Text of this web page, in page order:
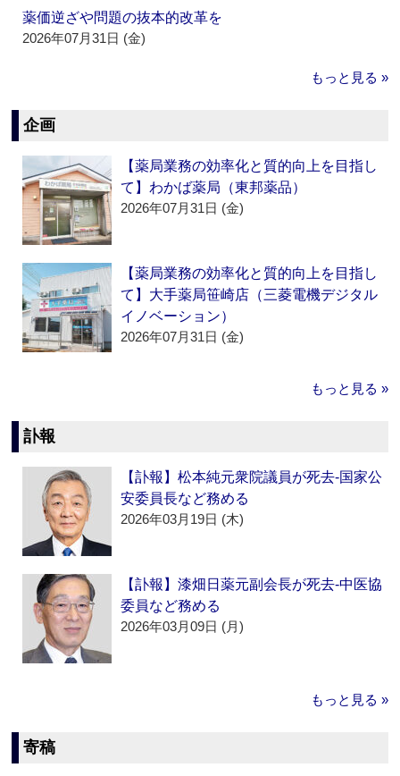
薬価逆ざや問題の抜本的改革を
2026年07月31日 (金)
もっと見る »
企画
【薬局業務の効率化と質的向上を目指し
て】わかば薬局（東邦薬品）
2026年07月31日 (金)
【薬局業務の効率化と質的向上を目指し
て】大手薬局笹崎店（三菱電機デジタル
イノベーション）
2026年07月31日 (金)
もっと見る »
訃報
【訃報】松本純元衆院議員が死去‐国家公
安委員長など務める
2026年03月19日 (木)
【訃報】漆畑日薬元副会長が死去‐中医協
委員など務める
2026年03月09日 (月)
もっと見る »
寄稿